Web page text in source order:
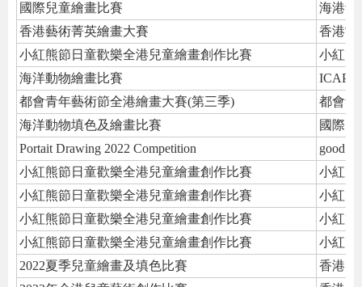
國際兒童繪畫比賽
海港青
香港藝術菁英繪畫大賽
香港當
小紅熊節日童歡樂全港兒童繪畫創作比賽
小紅熊
海洋動物繪畫比賽
ICAP
都會青年藝術節全港繪畫大賽(第三季)
都會青
海洋動物填色及繪畫比賽
國際兒
Portait Drawing 2022 Competition
good
小紅熊節日童歡樂全港兒童繪畫創作比賽
小紅熊
小紅熊節日童歡樂全港兒童繪畫創作比賽
小紅熊
小紅熊節日童歡樂全港兒童繪畫創作比賽
小紅熊
小紅熊節日童歡樂全港兒童繪畫創作比賽
小紅熊
2022夏季兒童繪畫及填色比賽
香港兒